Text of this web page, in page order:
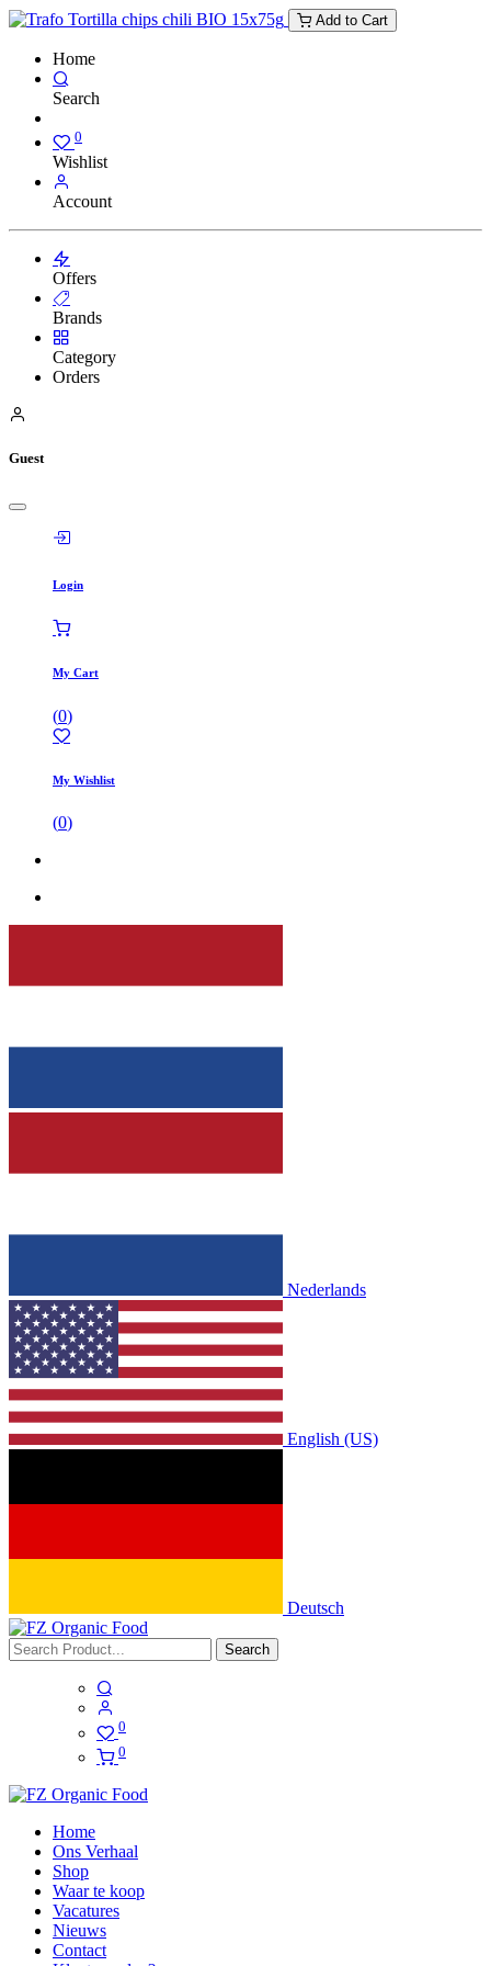
Add to Cart
Home
Search
0
Wishlist
Account
Offers
Brands
Category
Orders
Guest
Login
My Cart
(0)
My Wishlist
(0)
Nederlands
English (US)
Deutsch
Search
0
0
Home
Ons Verhaal
Shop
Waar te koop
Vacatures
Nieuws
Contact